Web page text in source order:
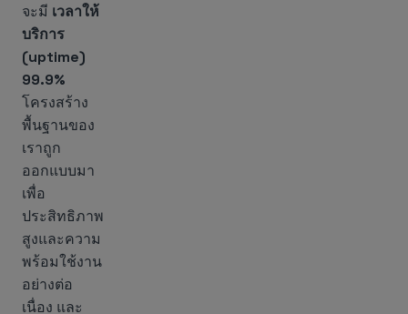
จะมี เวลาให้
บริการ
(uptime)
99.9%
โครงสร้าง
พื้นฐานของ
เราถูก
ออกแบบมา
เพื่อ
ประสิทธิภาพ
สูงและความ
พร้อมใช้งาน
อย่างต่อ
เนื่อง และ